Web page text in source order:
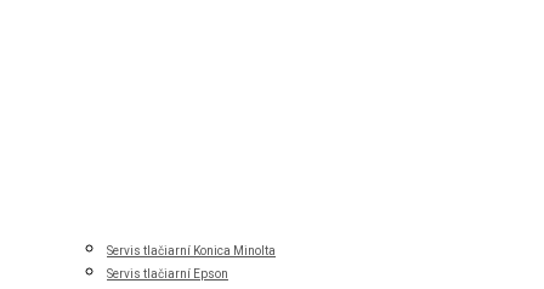
Servis tlačiarní Konica Minolta
Servis tlačiarní Epson